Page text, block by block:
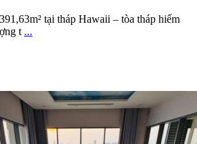
tại tháp Hawaii – tòa tháp hiếm
t ...